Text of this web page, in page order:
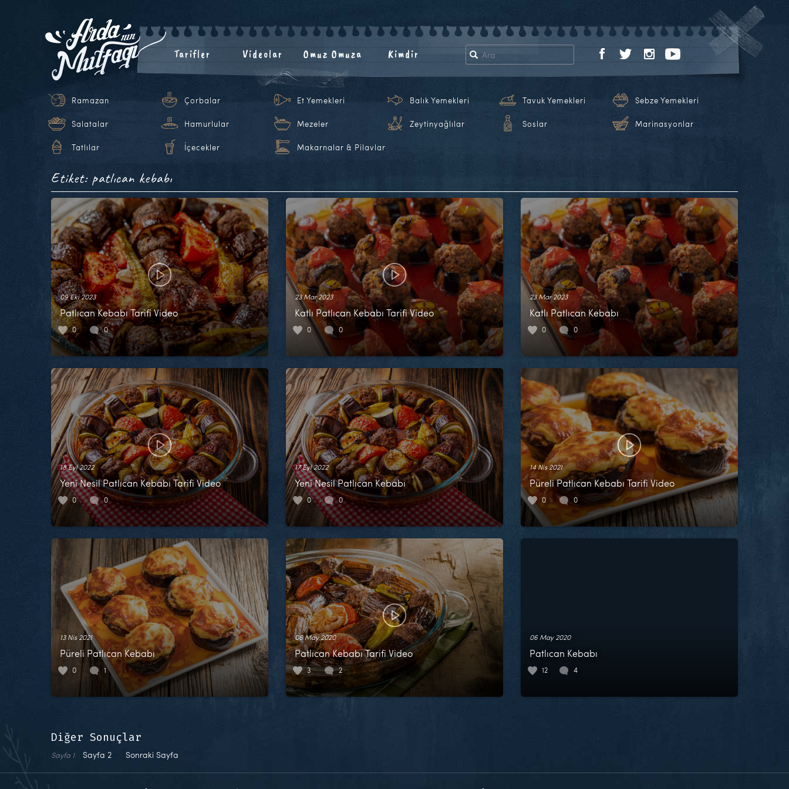
Tarifler Videolar Omuz Omuza Kimdir
Ramazan Çorbalar Et Yemekleri Balık Yemekleri Tavuk Yemekleri Sebze Yemekleri
Salatalar Hamurlular Mezeler Zeytinyağlılar Soslar Marinasyonlar
Tatlılar İçecekler Makarnalar & Pilavlar
Etiket: patlıcan kebabı
09 Eki 2023
Patlıcan Kebabı Tarifi Video
0 0
23 Mar 2023
Katlı Patlıcan Kebabı Tarifi Video
0 0
23 Mar 2023
Katlı Patlıcan Kebabı
0 0
18 Eyl 2022
Yeni Nesil Patlıcan Kebabı Tarifi Video
0 0
17 Eyl 2022
Yeni Nesil Patlıcan Kebabı
0 0
14 Nis 2021
Püreli Patlıcan Kebabı Tarifi Video
0 0
13 Nis 2021
Püreli Patlıcan Kebabı
0 1
06 May 2020
Patlıcan Kebabı Tarifi Video
3 2
06 May 2020
Patlıcan Kebabı
12 4
Diğer Sonuçlar
Sayfa 1 Sayfa 2 Sonraki Sayfa